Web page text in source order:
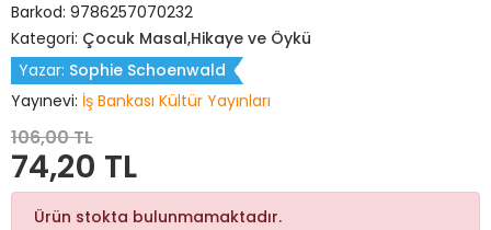
Barkod: 9786257070232
Kategori: Çocuk Masal,Hikaye ve Öykü
Yazar: Sophie Schoenwald
Yayınevi: İş Bankası Kültür Yayınları
106,00 TL
74,20 TL
Ürün stokta bulunmamaktadır.